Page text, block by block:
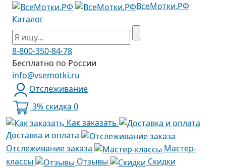
ВсеМотки.РФ
Каталог
8-800-350-84-78
Бесплатно по России
info@vsemotki.ru
Отслеживание
3% скидка 0
Как заказать
Доставка и оплата
Отслеживание заказа
Мастер-
классы
Отзывы
Скидки